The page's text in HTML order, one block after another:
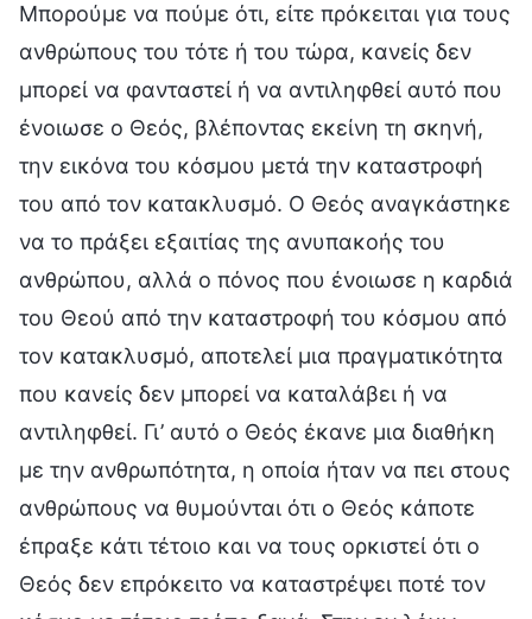
Μπορούμε να πούμε ότι, είτε πρόκειται για τους
ανθρώπους του τότε ή του τώρα, κανείς δεν
μπορεί να φανταστεί ή να αντιληφθεί αυτό που
ένοιωσε ο Θεός, βλέποντας εκείνη τη σκηνή,
την εικόνα του κόσμου μετά την καταστροφή
του από τον κατακλυσμό. Ο Θεός αναγκάστηκε
να το πράξει εξαιτίας της ανυπακοής του
ανθρώπου, αλλά ο πόνος που ένοιωσε η καρδιά
του Θεού από την καταστροφή του κόσμου από
τον κατακλυσμό, αποτελεί μια πραγματικότητα
που κανείς δεν μπορεί να καταλάβει ή να
αντιληφθεί. Γι’ αυτό ο Θεός έκανε μια διαθήκη
με την ανθρωπότητα, η οποία ήταν να πει στους
ανθρώπους να θυμούνται ότι ο Θεός κάποτε
έπραξε κάτι τέτοιο και να τους ορκιστεί ότι ο
Θεός δεν επρόκειτο να καταστρέψει ποτέ τον